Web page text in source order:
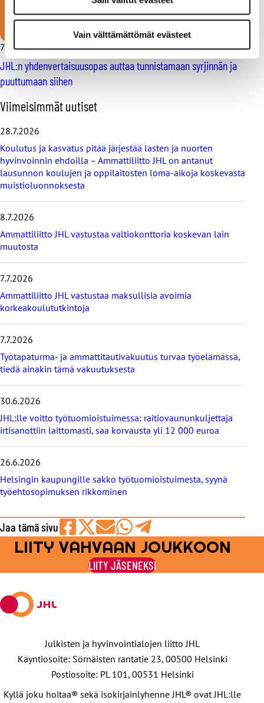
Vain välttämättömät evästeet
7.10.2024Uutiset
JHL:n yhdenvertaisuusopas auttaa tunnistamaan syrjinnän ja
puuttumaan siihen
O
h
i
t
a
v
i
i
i
s
i
ä
t
u
u
t
i
e
t
Viimeisimmät uutiset
28.7.2026
Koulutus ja kasvatus pitää järjestää lasten ja nuorten
hyvinvoinnin ehdoilla – Ammattiliitto JHL on antanut
lausunnon koulujen ja oppilaitosten loma-aikoja koskevasta
muistioluonnoksesta
8.7.2026
Ammattiliitto JHL vastustaa valtiokonttoria koskevan lain
muutosta
7.7.2026
Ammattiliitto JHL vastustaa maksullisia avoimia
korkeakoulututkintoja
7.7.2026
Työtapaturma- ja ammattitautivakuutus turvaa työelämässä,
tiedä ainakin tämä vakuutuksesta
30.6.2026
JHL:lle voitto työtuomioistuimessa: raitiovaununkuljettaja
irtisanottiin laittomasti, saa korvausta yli 12 000 euroa
26.6.2026
Helsingin kaupungille sakko työtuomioistuimesta, syynä
työehtosopimuksen rikkominen
Jaa tämä sivu
Jaa
Facebookissa
Jaa
viestipalvelu
X:ssä
Jaa
sähköpostilla
Jaa
WhatsAppilla
Jaa
Telegramilla
LIITY VAHVAAN JOUKKOON
LIITY JÄSENEKSI
Julkisten ja hyvinvointialojen liitto JHL
Käyntiosoite: Sörnäisten rantatie 23, 00500 Helsinki
Postiosoite: PL 101, 00531 Helsinki
Kyllä joku hoitaa® sekä isokirjainlyhenne JHL® ovat JHL:lle